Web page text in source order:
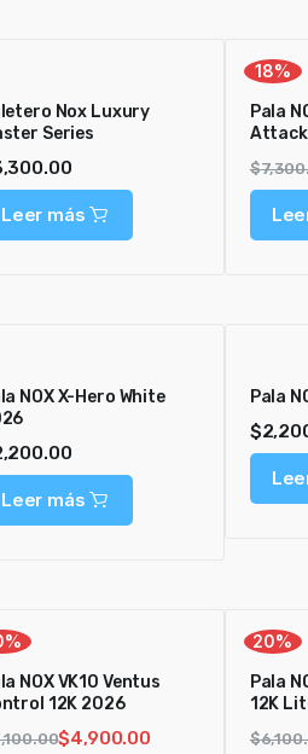
Nox Luxury
Series
Leer más
18%
Pala
Attack
$
NOX X-Hero White
Leer más
Pala
$
NOX VK10 Ventus
12K 2026
$4,900.00
20%
Pala
12K
$